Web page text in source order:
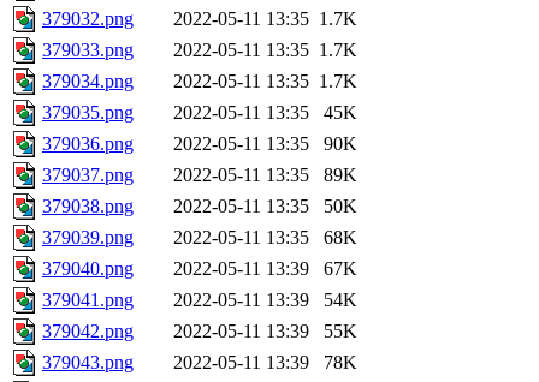
379032.png
2022-05-11 13:35 1.7K
379033.png
2022-05-11 13:35 1.7K
379034.png
2022-05-11 13:35 1.7K
379035.png
2022-05-11 13:35
45K
379036.png
2022-05-11 13:35
90K
379037.png
2022-05-11 13:35
89K
379038.png
2022-05-11 13:35
50K
379039.png
2022-05-11 13:35
68K
379040.png
2022-05-11 13:39
67K
379041.png
2022-05-11 13:39
54K
379042.png
2022-05-11 13:39
55K
379043.png
2022-05-11 13:39
78K